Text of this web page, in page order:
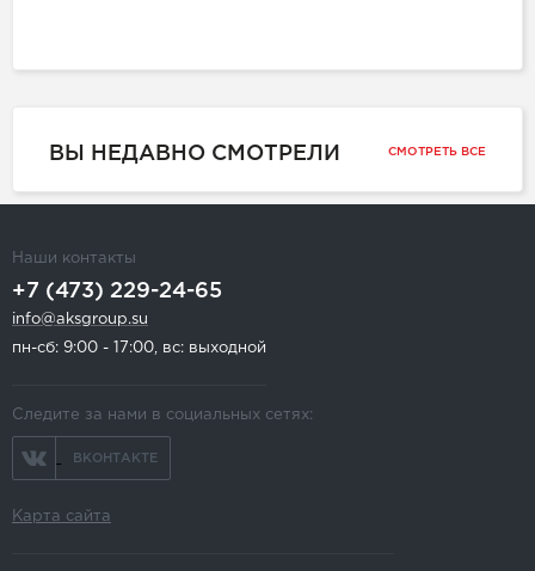
ВЫ НЕДАВНО СМОТРЕЛИ СМОТРЕТЬ ВСЕ
Наши контакты
+7 (473) 229-24-65
info@aksgroup.su
пн-сб: 9:00 - 17:00, вс: выходной
Следите за нами в социальных сетях:
ВКОНТАКТЕ
Карта сайта